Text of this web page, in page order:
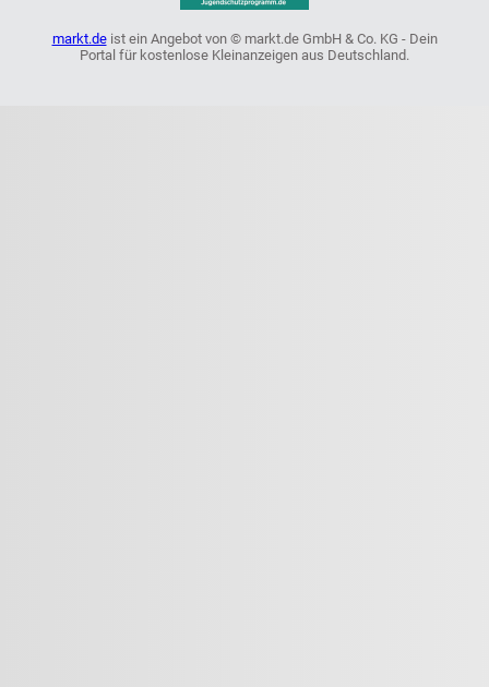
markt.deist ein Angebot von © markt.de GmbH & Co. KG - Dein
Portal für kostenlose Kleinanzeigen aus Deutschland.